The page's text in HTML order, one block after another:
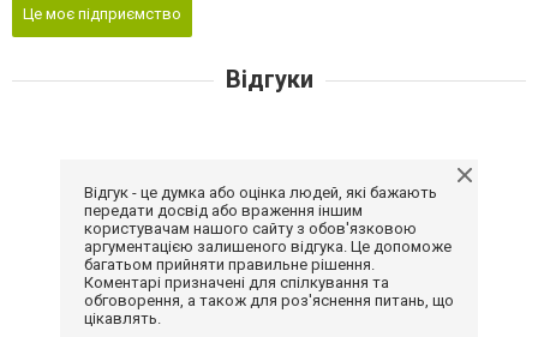
Це моє підприємство
Відгуки
Відгук - це думка або оцінка людей, які бажають
передати досвід або враження іншим
користувачам нашого сайту з обов'язковою
аргументацією залишеного відгука. Це допоможе
багатьом прийняти правильне рішення.
Коментарі призначені для спілкування та
обговорення, а також для роз'яснення питань, що
цікавлять.